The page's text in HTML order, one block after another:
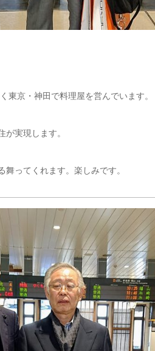
東京・神田で料理屋を営んでいます。
実現します。
ってくれます。楽しみです。